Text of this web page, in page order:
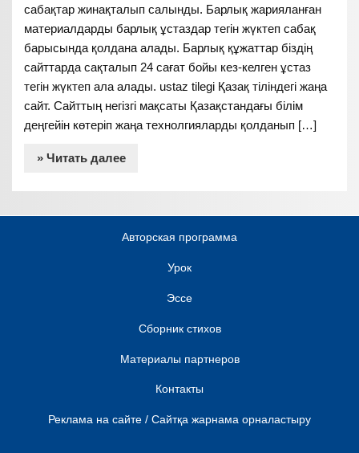
сабақтар жинақталып салынды. Барлық жарияланған
материалдарды барлық ұстаздар тегін жүктеп сабақ
барысында қолдана алады. Барлық құжаттар біздің
сайттарда сақталып 24 сағат бойы кез-келген ұстаз
тегін жүктеп ала алады. ustaz tilegi Қазақ тіліндегі жаңа
сайт. Сайттың негізгі мақсаты Қазақстандағы білім
деңгейін көтеріп жаңа технолгияларды қолданып […]
» Читать далее
Авторская программа
Урок
Эссе
Сборник стихов
Материалы партнеров
Контакты
Реклама на сайте / Сайтқа жарнама орналастыру